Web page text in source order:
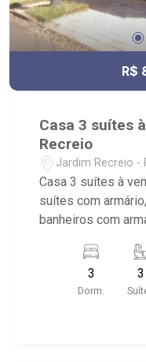
R$
Casa 3 suítes
Recreio
Jardim Recreio -
Casa 3 suítes à
suítes com
banheiros com
com ventilador de
Área de Serviço; -
corredor lateral; -
3
Dorm.
3